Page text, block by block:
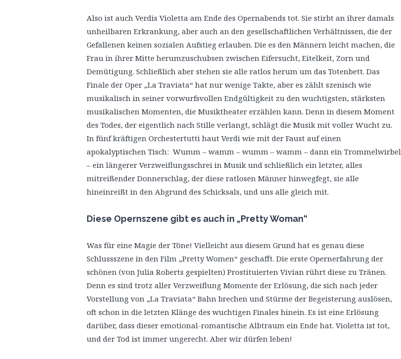
Also ist auch Verdis Violetta am Ende des Opernabends tot. Sie stirbt an ihrer damals
unheilbaren Erkrankung, aber auch an den gesellschaftlichen Verhältnissen, die der
Gefallenen keinen sozialen Aufstieg erlauben. Die es den Männern leicht machen, die
Frau in ihrer Mitte herumzuschubsen zwischen Eifersucht, Eitelkeit, Zorn und
Demütigung. Schließlich aber stehen sie alle ratlos herum um das Totenbett. Das
Finale der Oper „La Traviata“ hat nur wenige Takte, aber es zählt szenisch wie
musikalisch in seiner vorwurfsvollen Endgültigkeit zu den wuchtigsten, stärksten
musikalischen Momenten, die Musiktheater erzählen kann. Denn in diesem Moment
des Todes, der eigentlich nach Stille verlangt, schlägt die Musik mit voller Wucht zu.
In fünf kräftigen Orchestertutti haut Verdi wie mit der Faust auf einen
apokalyptischen Tisch: Wumm – wamm – wumm – wamm – dann ein Trommelwirbel
– ein längerer Verzweiflungsschrei in Musik und schließlich ein letzter, alles
mitreißender Donnerschlag, der diese ratlosen Männer hinwegfegt, sie alle
hineinreißt in den Abgrund des Schicksals, und uns alle gleich mit.
Diese Opernszene gibt es auch in „Pretty Woman“
Was für eine Magie der Töne! Vielleicht aus diesem Grund hat es genau diese
Schlussszene in den Film „Pretty Women“ geschafft. Die erste Opernerfahrung der
schönen (von Julia Roberts gespielten) Prostituierten Vivian rührt diese zu Tränen.
Denn es sind trotz aller Verzweiflung Momente der Erlösung, die sich nach jeder
Vorstellung von „La Traviata“ Bahn brechen und Stürme der Begeisterung auslösen,
oft schon in die letzten Klänge des wuchtigen Finales hinein. Es ist eine Erlösung
darüber, dass dieser emotional-romantische Albtraum ein Ende hat. Violetta ist tot,
und der Tod ist immer ungerecht. Aber wir dürfen leben!